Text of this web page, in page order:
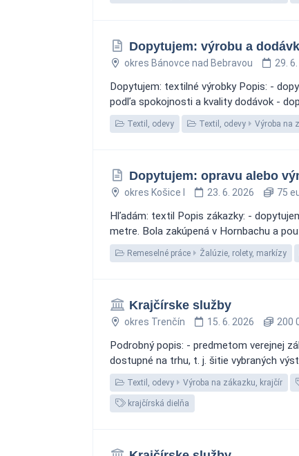
Dopytujem: výrobu a
okres Bánovce nad Bebravou 29.
Dopytujem: textilné výrobky Popis: -
podľa spokojnosti a kvality dodávok -
Textil, odevy Textil, odevy Výroba na
Dopytujem: opravu alebo
okres Košice I 23. 6. 2026 75
Hľadám: textil Popis zákazky: -
metre. Bola zakúpená v Hornbachu a
Remeselné práce Žalúzie, rolety, markízy
Krajčírske služby
okres Trenčín 15. 6. 2026 200
Podrobný popis: - predmetom verejnej
dostupné na trhu, t. j. šitie vybraných
Textil, odevy Výroba na zákazku, krajčír
krajčírská dielňa